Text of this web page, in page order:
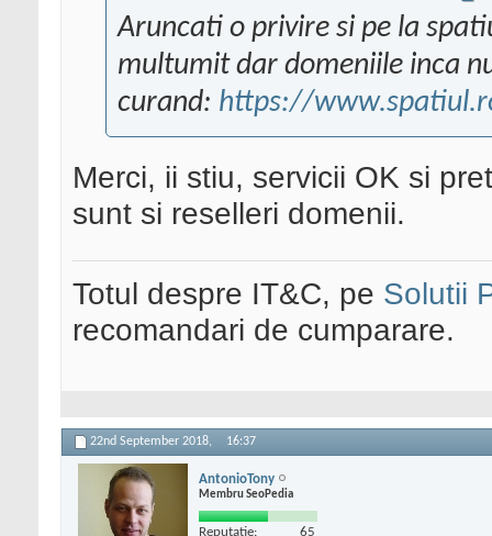
Aruncati o privire si pe la
multumit dar domeniile inca
curand: https://
Merci, ii stiu, servicii OK si
sunt si reselleri domenii.
Totul despre IT&C, pe Solutii
recomandari de cumparare.
22nd September 2018, 16:37
AntonioTony
Membru SeoPedia
Reputatie: 65